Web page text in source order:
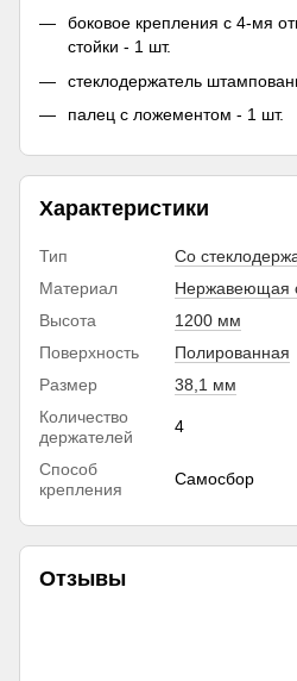
боковое крепления с 4-мя
стойки - 1 шт.
стеклодержатель
палец с ложементом - 1 шт.
Характеристики
Тип
Со
Материал
Нержавеющая
Высота
1200 мм
Поверхность
Полированная
Размер
38,1 мм
Количество
держателей
4
Способ
крепления
Самосбор
Отзывы